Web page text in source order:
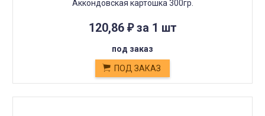
Аккондовская картошка 300гр.
120,86 ₽за 1 шт
под заказ
ПОД ЗАКАЗ